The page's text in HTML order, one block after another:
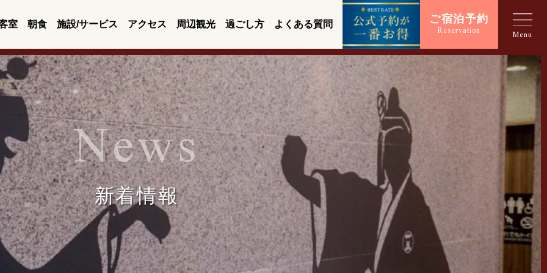
室 朝食 施設/サービス アクセス 周辺観光 過ごし方 よくある質問 ご宿泊予約
Reservation Menu
News
新着情報